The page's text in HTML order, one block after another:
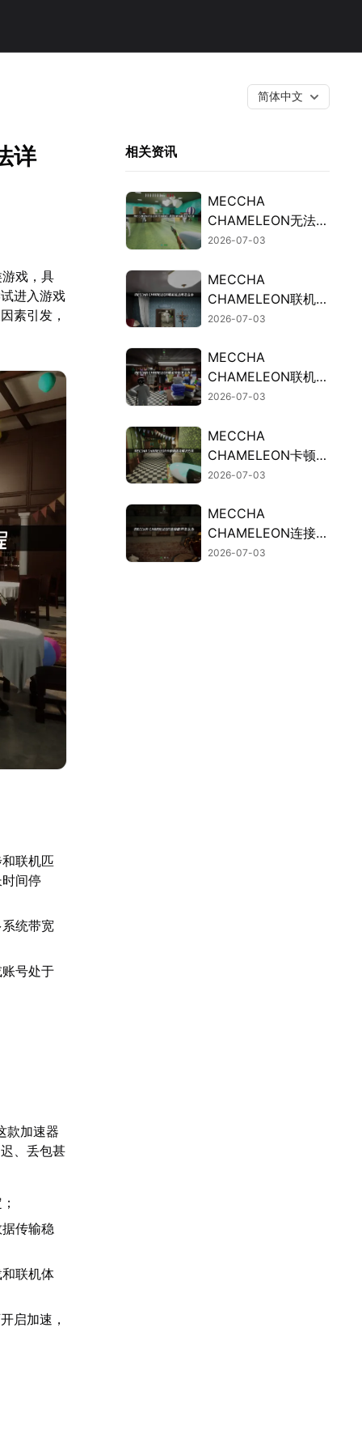
简体中文
详
戏，具
进入游戏
素引发，
联机匹
间停
统带宽
号处于
款加速器
、丢包甚
传输稳
联机体
启加速，
相关资讯
MECCHA
CHAMELEON无法联
机的排查与修复攻
2026-07-03
MECCHA
CHAMELEON联机延
迟高的原因及加速解
2026-07-03
MECCHA
CHAMELEON联机失
败的原因与高效解决
2026-07-03
MECCHA
CHAMELEON卡顿？
联机掉线解决方法汇
2026-07-03
MECCHA
CHAMELEON连接断
开？UU加速器免费
2026-07-03